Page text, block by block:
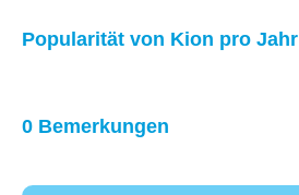
Popularität von Kion pro Jahr
0 Bemerkungen